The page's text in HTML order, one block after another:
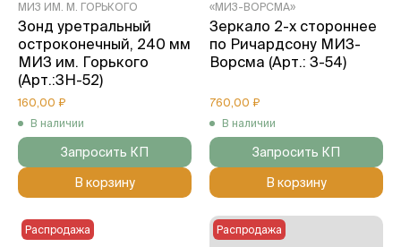
МИЗ ИМ. М. ГОРЬКОГО
Зонд уретральный
остроконечный, 240 мм
МИЗ им. Горького
(Арт.:3Н-52)
160,00 ₽
В наличии
Запросить КП
В корзину
«МИЗ-ВОРСМА»
Зеркало 2-х стороннее
по Ричардсону МИЗ-
Ворсма (Арт.: З-54)
760,00 ₽
В наличии
Запросить КП
В корзину
Распродажа Распродажа